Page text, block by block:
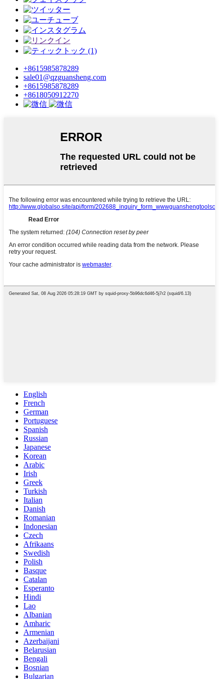
+8615985878289
sale01@qzguansheng.com
+8615985878289
+8618050912270
English
French
German
Portuguese
Spanish
Russian
Japanese
Korean
Arabic
Irish
Greek
Turkish
Italian
Danish
Romanian
Indonesian
Czech
Afrikaans
Swedish
Polish
Basque
Catalan
Esperanto
Hindi
Lao
Albanian
Amharic
Armenian
Azerbaijani
Belarusian
Bengali
Bosnian
Bulgarian